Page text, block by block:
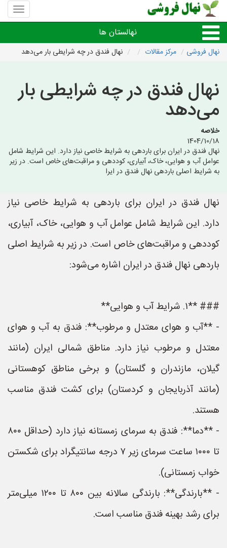
منوی
سایت
فروشی
نهالستان ها
نهال های زینتی،غیرمثمر
نهالستان های شهرها
نهال فروشی مرکز مقالات نهال فندق در چه شرایطی بار می‌دهد
نهال فندق در چه شرایطی بار
می‌دهد
خلاصه
1404/10/18
نهال فندق در ایران برای باردهی به شرایط خاصی نیاز دارد. این شرایط شامل
عوامل آب و هوایی، خاک، آبیاری، کوددهی و مراقبت‌های خاص است. در زیر
به شرایط اصلی باردهی نهال فندق در ایرا
نهال فندق در ایران برای باردهی به شرایط خاصی نیاز
دارد. این شرایط شامل عوامل آب و هوایی، خاک، آبیاری،
کوددهی و مراقبت‌های خاص است. در زیر به شرایط اصلی
باردهی نهال فندق در ایران اشاره می‌شود:
### **۱. شرایط آب و هوایی**
- **آب و هوای معتدل و مرطوب**: فندق به آب و هوای
معتدل و مرطوب نیاز دارد. مناطق شمالی ایران (مانند
گیلان، مازندران و گلستان) و برخی مناطق کوهستانی
(مانند آذربایجان و کردستان) برای کشت فندق مناسب
هستند.
- **دما**: فندق به سرمای زمستانه نیاز دارد (حداقل ۸۰۰
تا ۱۰۰۰ ساعت سرمای زیر ۷ درجه سانتیگراد برای شکستن
خواب زمستانی).
- **بارندگی**: بارندگی سالانه بین ۸۰۰ تا ۱۲۰۰ میلی‌متر
برای رشد بهینه فندق مناسب است.